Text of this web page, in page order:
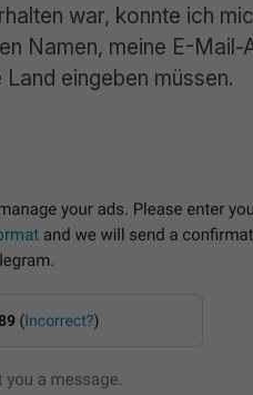
war, konnte ich
Namen, meine E-
eingeben müssen.